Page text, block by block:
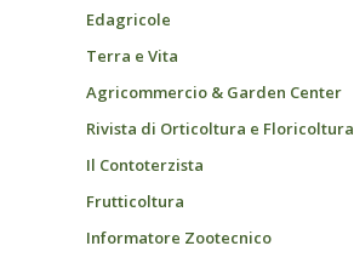
Edagricole
Terra e Vita
Agricommercio & Garden Center
Rivista di Orticoltura e Floricoltura
Il Contoterzista
Frutticoltura
Informatore Zootecnico